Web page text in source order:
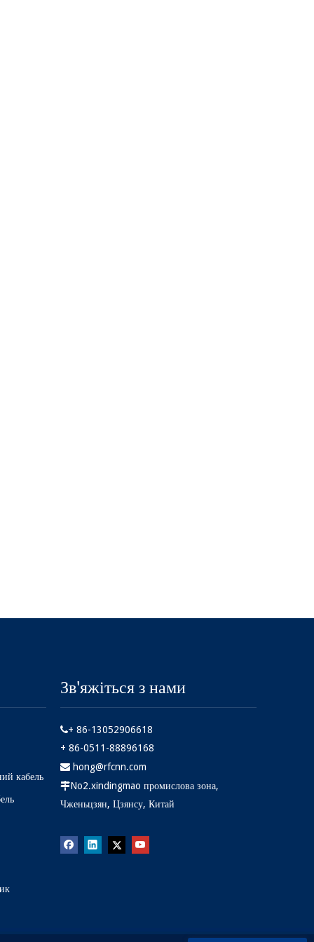
кабель
Зв'яжіться з нами
+ 86-13052906618
+ 86-0511-88896168
 hong@rfcnn.com
No2.xindingmao промислова зона,
Чженьцзян, Цзянсу, Китай